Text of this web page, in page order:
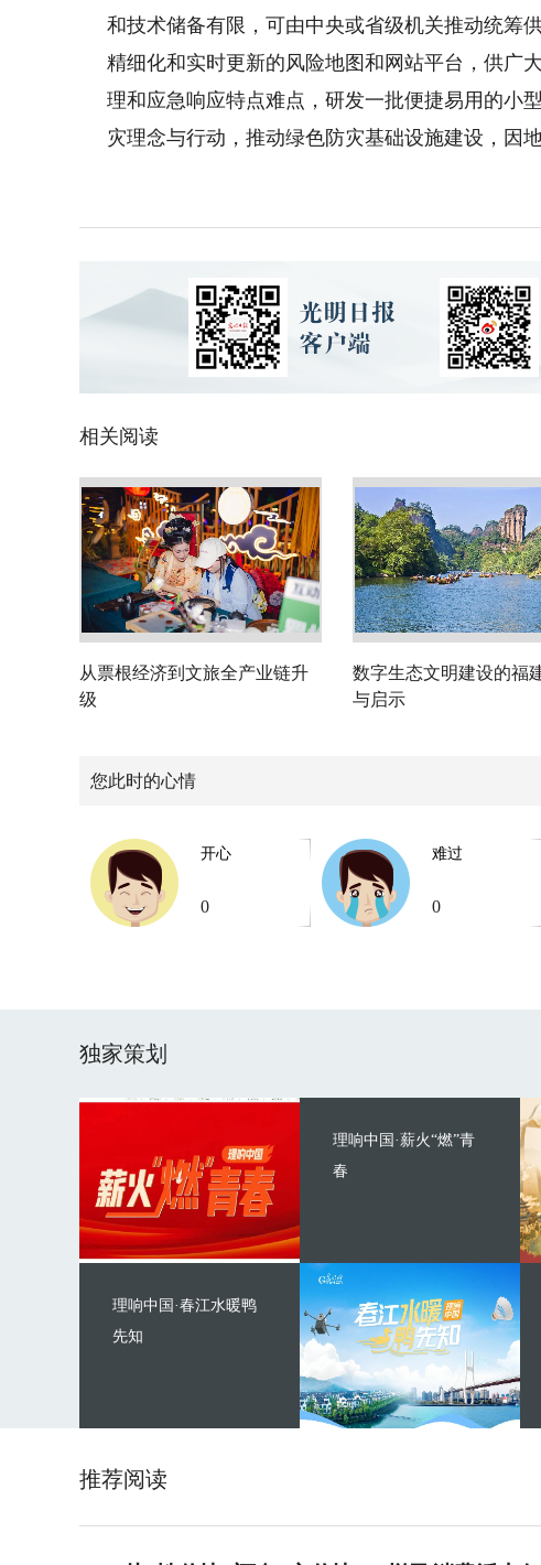
和技术储备有限，可由中央或省级机关推动统筹
精细化和实时更新的风险地图和网站平台，供广
理和应急响应特点难点，研发一批便捷易用的小
灾理念与行动，推动绿色防灾基础设施建设，因
相关阅读
从票根经济到文旅全产业链升
级
数字生态文明建设的福
与启示
您此时的心情
开心
0
难过
0
独家策划
理响中国·薪火“燃”青
春
理响中国·春江水暖鸭
先知
推荐阅读